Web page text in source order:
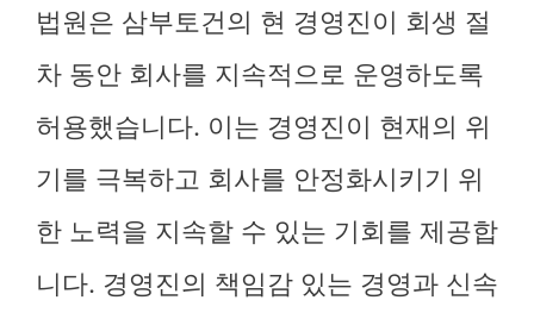
법원은 삼부토건의 현 경영진이 회생 절
차 동안 회사를 지속적으로 운영하도록
허용했습니다. 이는 경영진이 현재의 위
기를 극복하고 회사를 안정화시키기 위
한 노력을 지속할 수 있는 기회를 제공합
니다. 경영진의 책임감 있는 경영과 신속